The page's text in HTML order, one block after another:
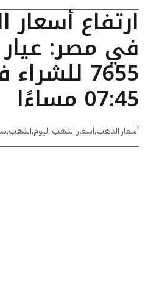
ارتفاع أسعار
7655
07:45 مساءًا
أسعار الذهب,أسعار الذهب اليوم,الذهب,